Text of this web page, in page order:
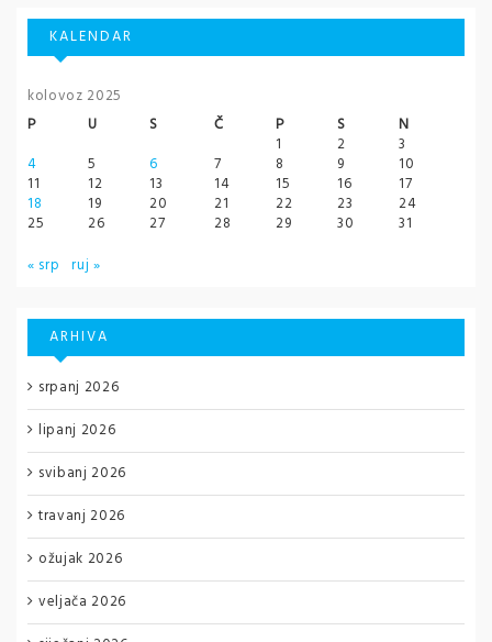
KALENDAR
kolovoz 2025
P
U S Č P S
N
1
2
3
4
5 6 7 8 9
10
11
12 13 14 15 16
17
18
19 20 21 22 23
24
25
26 27 28 29 30
31
« srp ruj »
ARHIVA
srpanj 2026
lipanj 2026
svibanj 2026
travanj 2026
ožujak 2026
veljača 2026